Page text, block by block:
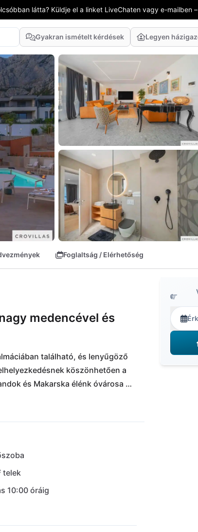
látta? Küldje el a linket LiveChaten vagy e-mailben
Gyakran ismételt kérdések Legyen
Foglaltság / Elérhetőség
medencével és
található, és lenyűgöző
köszönhetően a
és Makarska élénk óvárosa
telek
10:00 óráig